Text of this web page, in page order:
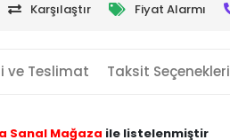
Karşılaştır Fiyat Alarmı
ve Teslimat Taksit Seçenekleri
Sanal Mağaza ile listelenmiştir